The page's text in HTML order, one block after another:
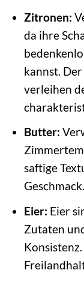
Zitronen:
da ihre
kannst.
verleihen
Butter:
saftige
Geschmack.
Eier: Eier
Zutaten